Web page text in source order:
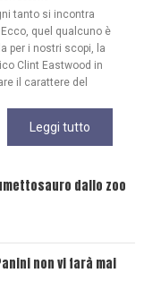
tanto si incontra
quel qualcuno è
per i nostri scopi, la
Clint Eastwood in
il carattere del
Leggi tutto
dallo zoo
non vi farà mai